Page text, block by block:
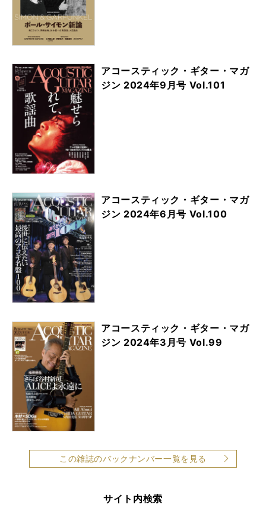
アコースティック・ギター・マガ
ジン 2024年9月号 Vol.101
アコースティック・ギター・マガ
ジン 2024年6月号 Vol.100
アコースティック・ギター・マガ
ジン 2024年3月号 Vol.99
この雑誌のバックナンバー一覧を見る
サイト内検索